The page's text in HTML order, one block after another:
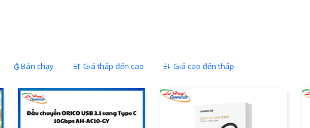
Bán chạy Giá thấp đến cao Giá cao đến thấp